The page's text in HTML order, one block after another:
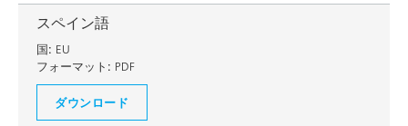
スペイン語
国: EU
フォーマット: PDF
ダウンロード